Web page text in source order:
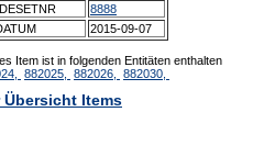
8888
2015-09-07
Item ist in folgenden Entitäten enthalten
882025, 882026, 882030,
Übersicht Items